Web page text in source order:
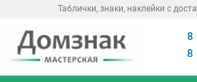
Таблички, знаки, наклейки с
8
8